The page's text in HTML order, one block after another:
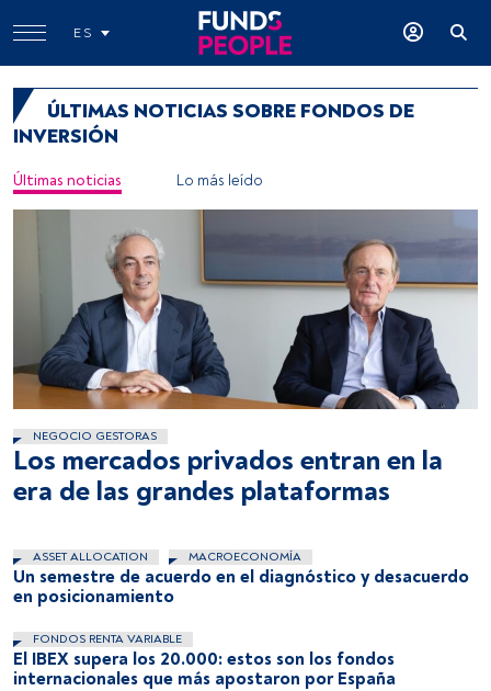
ES
ÚLTIMAS NOTICIAS SOBRE FONDOS DE
INVERSIÓN
Últimas noticias Lo más leído
NEGOCIO GESTORAS
Los mercados privados entran en la
era de las grandes plataformas
ASSET ALLOCATION MACROECONOMÍA
Un semestre de acuerdo en el diagnóstico y desacuerdo
en posicionamiento
FONDOS RENTA VARIABLE
El IBEX supera los 20.000: estos son los fondos
internacionales que más apostaron por España